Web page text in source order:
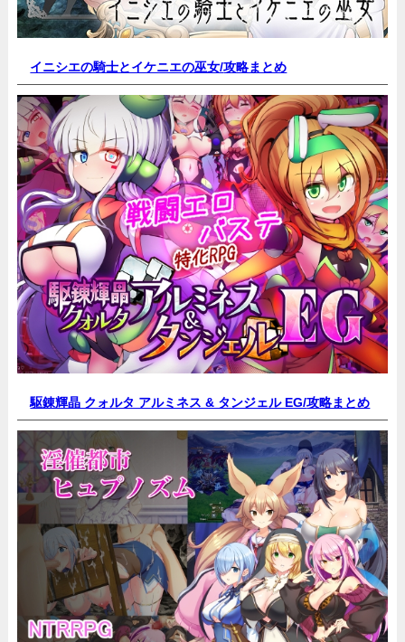
イニシエの騎士とイケニエの巫女/攻略まとめ
駆錬輝晶 クォルタ アルミネス & タンジェル EG/攻略まとめ